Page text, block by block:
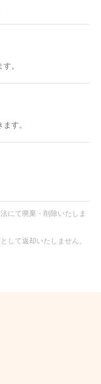
。
す。
にて廃棄・削除いたしま
して返却いたしません、